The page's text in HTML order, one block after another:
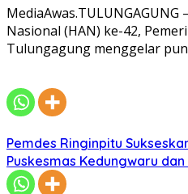
Nasional (HAN) ke-42,
Tulungagung menggelar
Pemdes Ringinpitu
Puskesmas Kedungwaru dan